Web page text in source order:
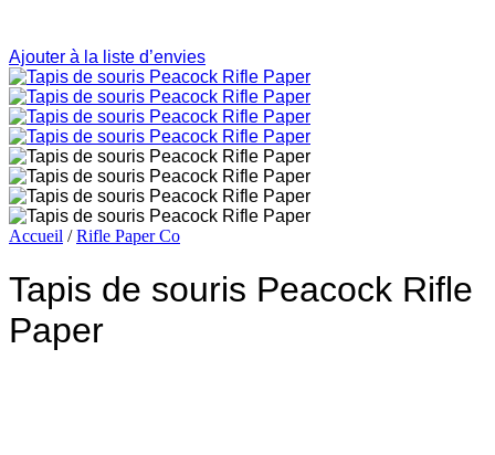
Ajouter à la liste d’envies
Accueil / Rifle Paper Co
Tapis de souris Peacock Rifle
Paper